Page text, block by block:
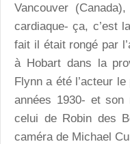
Vancouver
cardiaque- ça, c’est
fait il était rongé par
à Hobart dans la
Flynn a été l’acteur
années 1930- et
celui de Robin des
caméra de Michael